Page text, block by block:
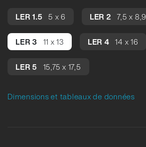
LER 1.5 5 x 6 LER 2 7,5 x 8,9
LER 3 11 x 13 LER 4 14 x 16
LER 5 15,75 x 17,5
Dimensions et tableaux de données